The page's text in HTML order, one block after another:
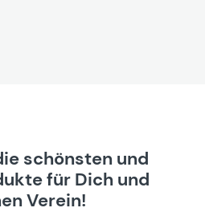
schönsten und
für Dich und
Verein!